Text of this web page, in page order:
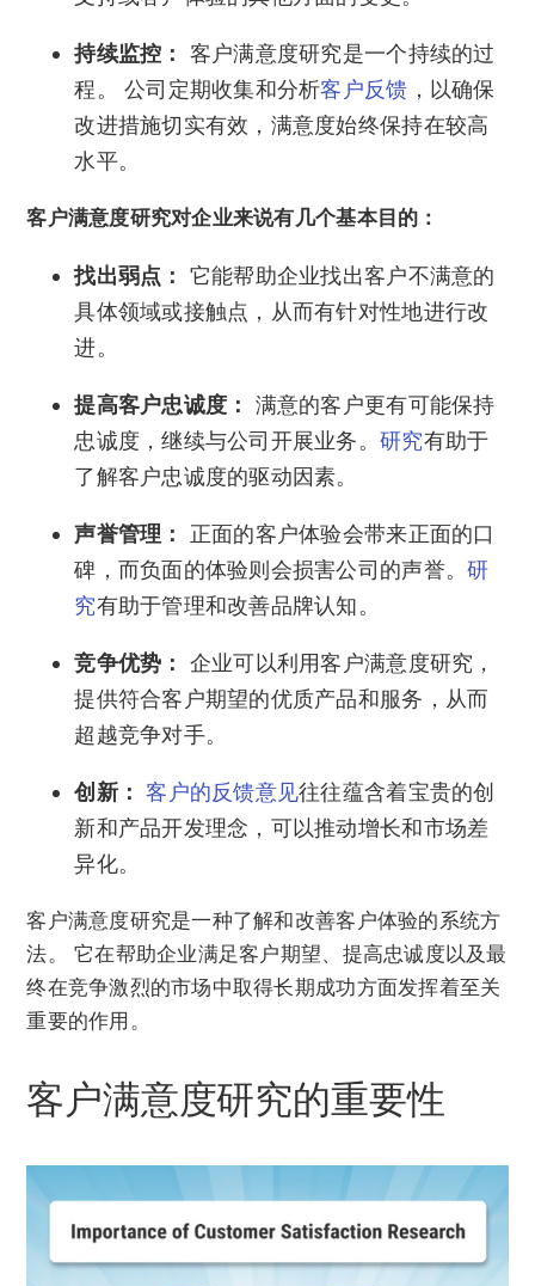
持续监控：
客户满意度研究是一个持续的过
程。 公司定期收集和分析客户反馈 ，以确保
改进措施切实有效，满意度始终保持在较高
水平。
客户满意度研究对企业来说有几个基本目的：
找出弱点： 它能帮助企业找出客户不满意的
具体领域或接触点，从而有针对性地进行改
进。
提高客户忠诚度： 满意的客户更有可能保持
忠诚度，继续与公司开展业务。研究有助于
了解客户忠诚度的驱动因素。
声誉管理： 正面的客户体验会带来正面的口
碑，而负面的体验则会损害公司的声誉。研
究有助于管理和改善品牌认知。
竞争优势： 企业可以利用客户满意度研究，
提供符合客户期望的优质产品和服务，从而
超越竞争对手。
创新：客户的反馈意见往往蕴含着宝贵的创
新和产品开发理念，可以推动增长和市场差
异化。
客户满意度研究是一种了解和改善客户体验的系统方
法。 它在帮助企业满足客户期望、提高忠诚度以及最
终在竞争激烈的市场中取得长期成功方面发挥着至关
重要的作用。
客户满意度研究的重要性